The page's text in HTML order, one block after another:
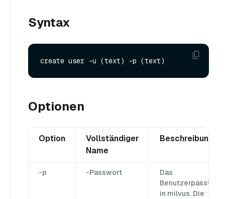
Syntax
Optionen
Option
Vollständiger
Name
Beschreibung
-p -Passwort
Das
Benutzerpasswort
in milvus. Die